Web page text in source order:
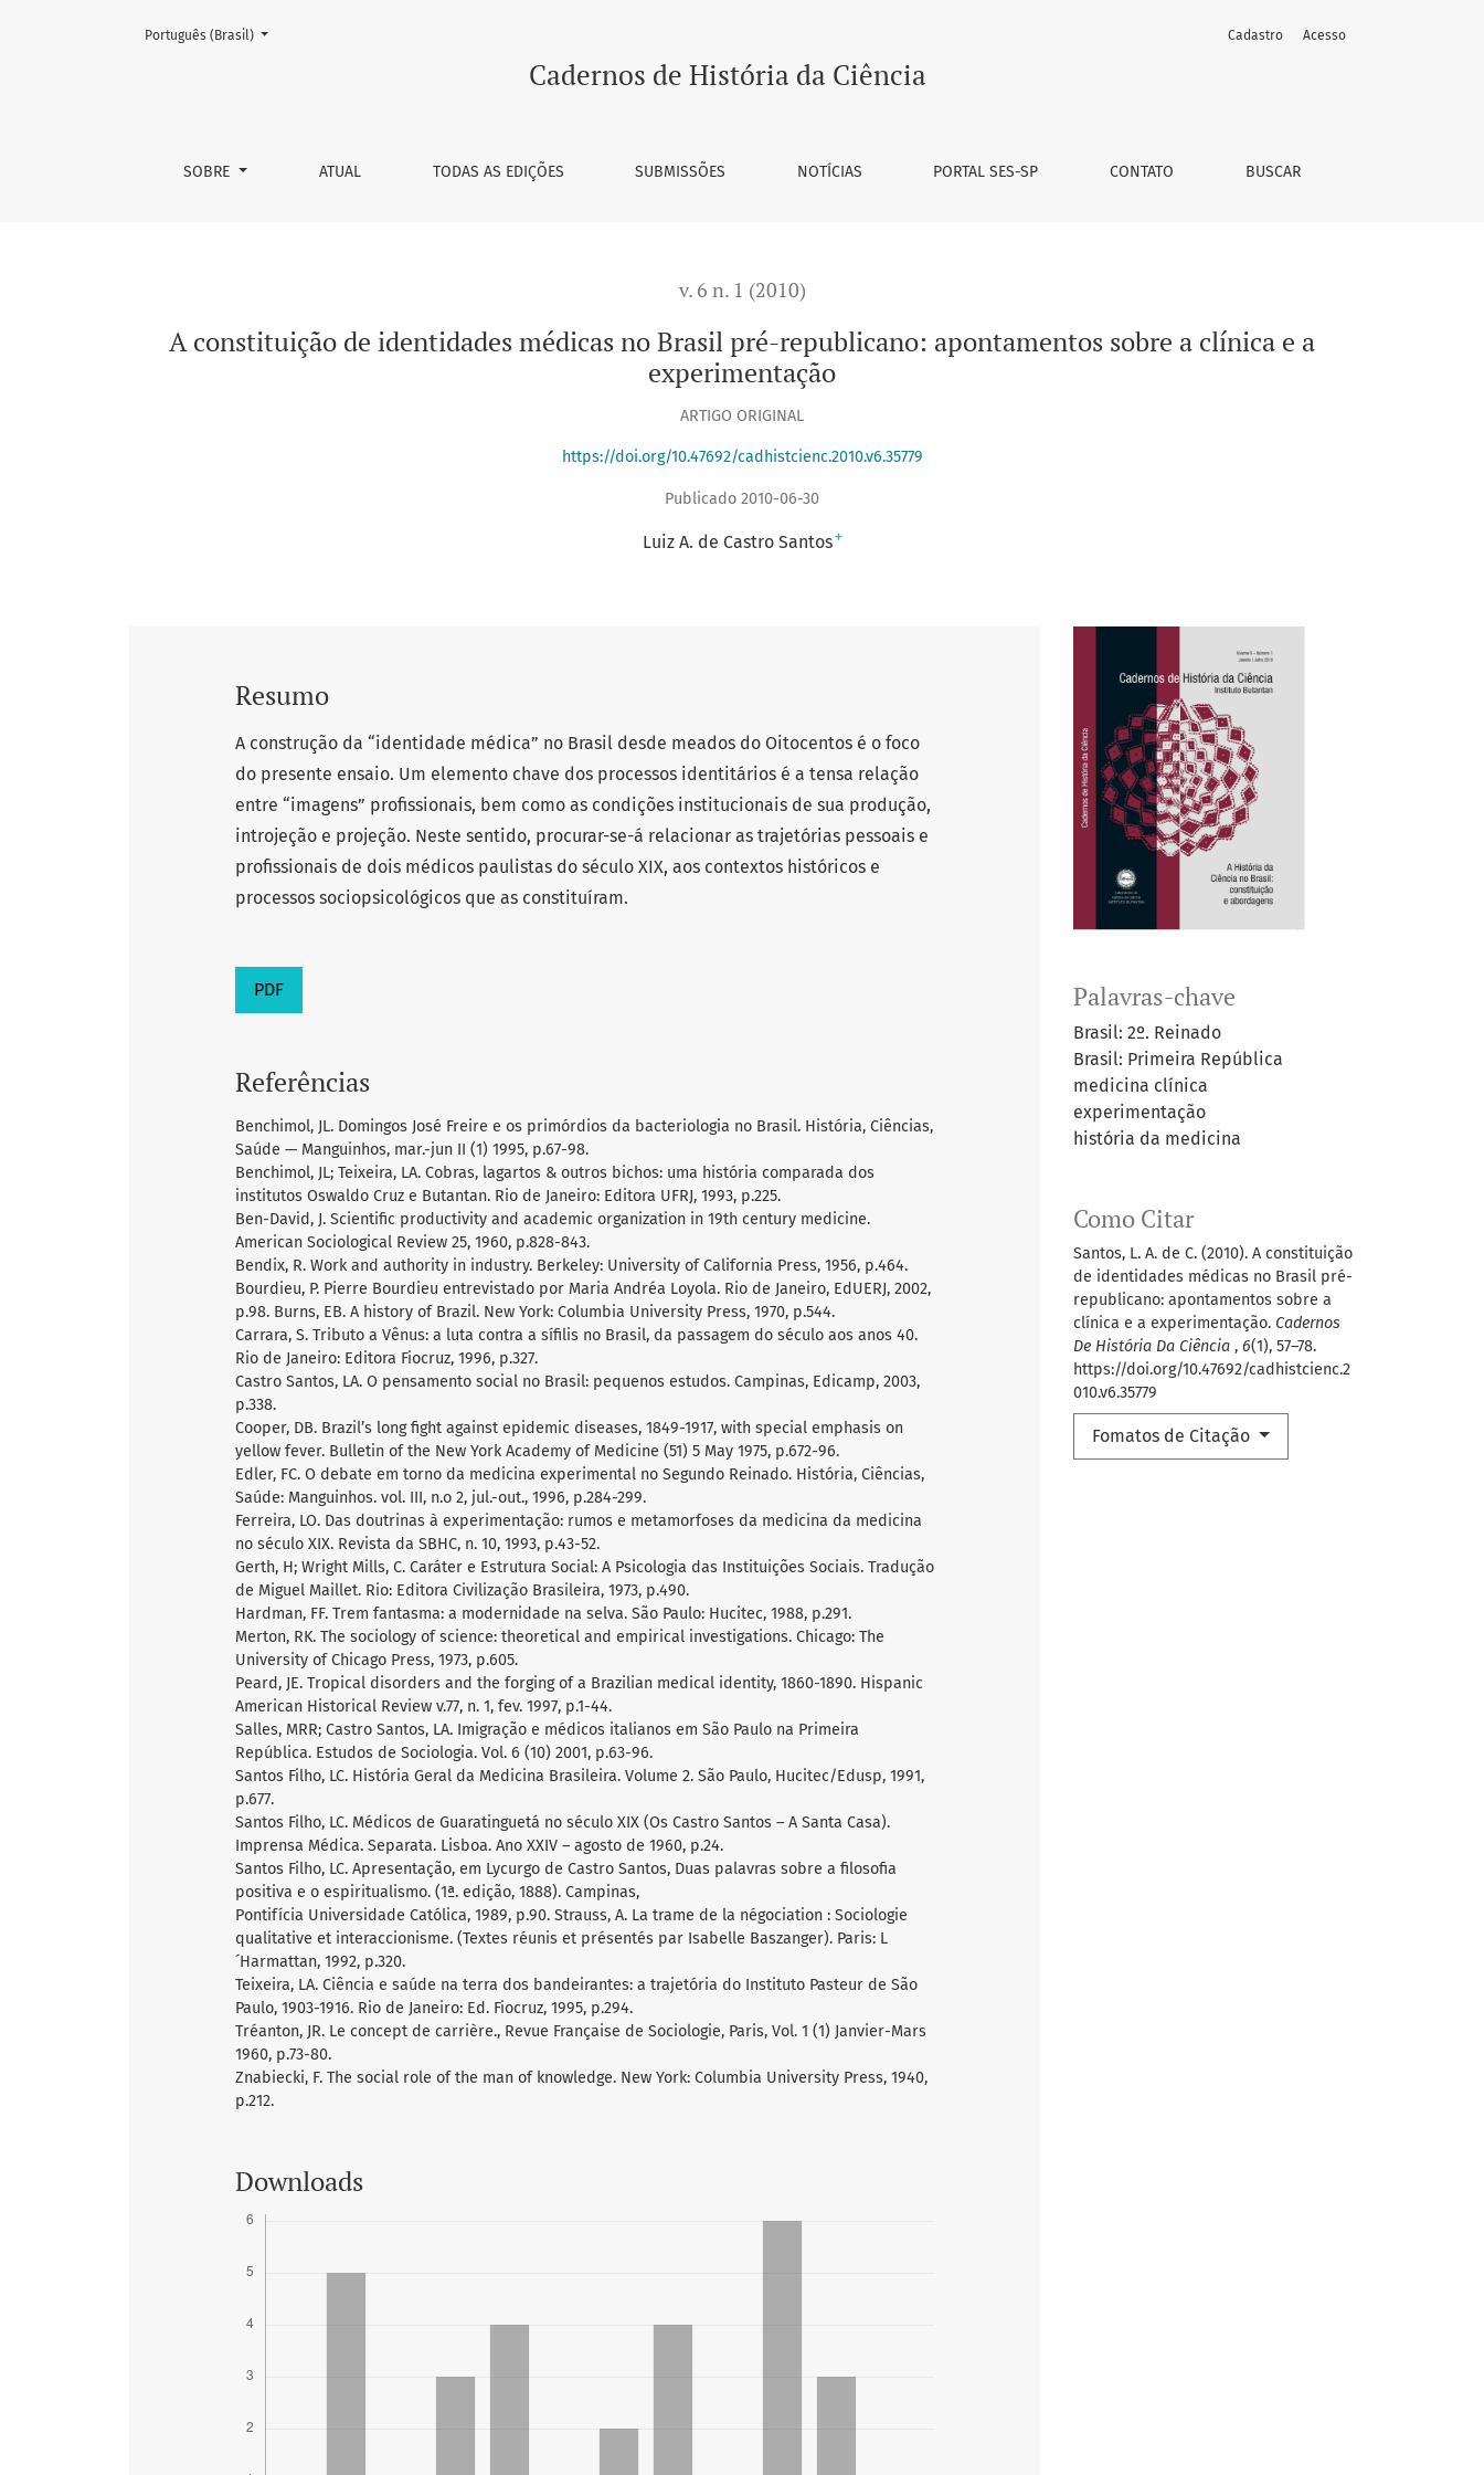
A constituição de identidades médicas no Brasil pré-republicano: apontamentos sobre a clínica e a experimentação
Cadernos de História da Ciência
SOBRE ATUAL TODAS AS EDIÇÕES SUBMISSÕES NOTÍCIAS PORTAL SES-SP CONTATO BUSCAR
Cadastro Acesso
Mudar o idioma. O atual é:
Português (Brasil)
v. 6 n. 1 (2010)
A constituição de identidades médicas no Brasil pré-republicano: apontamentos sobre a clínica e a
experimentação
ARTIGO ORIGINAL
https://doi.org/10.47692/cadhistcienc.2010.v6.35779
Publicado 2010-06-30
Luiz A. de Castro Santos+
Palavras-chave
Brasil: 2º. Reinado
Brasil: Primeira República
medicina clínica
experimentação
história da medicina
Como Citar
Santos, L. A. de C. (2010). A constituição
de identidades médicas no Brasil pré-
republicano: apontamentos sobre a
clínica e a experimentação. Cadernos
De História Da Ciência , 6(1), 57–78.
https://doi.org/10.47692/cadhistcienc.2
010.v6.35779
Fomatos de Citação
Resumo
A construção da “identidade médica” no Brasil desde meados do Oitocentos é o foco
do presente ensaio. Um elemento chave dos processos identitários é a tensa relação
entre “imagens” profissionais, bem como as condições institucionais de sua produção,
introjeção e projeção. Neste sentido, procurar-se-á relacionar as trajetórias pessoais e
profissionais de dois médicos paulistas do século XIX, aos contextos históricos e
processos sociopsicológicos que as constituíram.
PDF
Referências
Benchimol, JL. Domingos José Freire e os primórdios da bacteriologia no Brasil. História, Ciências,
Saúde — Manguinhos, mar.-jun II (1) 1995, p.67-98.
Benchimol, JL; Teixeira, LA. Cobras, lagartos & outros bichos: uma história comparada dos
institutos Oswaldo Cruz e Butantan. Rio de Janeiro: Editora UFRJ, 1993, p.225.
Ben-David, J. Scientific productivity and academic organization in 19th century medicine.
American Sociological Review 25, 1960, p.828-843.
Bendix, R. Work and authority in industry. Berkeley: University of California Press, 1956, p.464.
Bourdieu, P. Pierre Bourdieu entrevistado por Maria Andréa Loyola. Rio de Janeiro, EdUERJ, 2002,
p.98. Burns, EB. A history of Brazil. New York: Columbia University Press, 1970, p.544.
Carrara, S. Tributo a Vênus: a luta contra a sífilis no Brasil, da passagem do século aos anos 40.
Rio de Janeiro: Editora Fiocruz, 1996, p.327.
Castro Santos, LA. O pensamento social no Brasil: pequenos estudos. Campinas, Edicamp, 2003,
p.338.
Cooper, DB. Brazil’s long fight against epidemic diseases, 1849-1917, with special emphasis on
yellow fever. Bulletin of the New York Academy of Medicine (51) 5 May 1975, p.672-96.
Edler, FC. O debate em torno da medicina experimental no Segundo Reinado. História, Ciências,
Saúde: Manguinhos. vol. III, n.o 2, jul.-out., 1996, p.284-299.
Ferreira, LO. Das doutrinas à experimentação: rumos e metamorfoses da medicina da medicina
no século XIX. Revista da SBHC, n. 10, 1993, p.43-52.
Gerth, H; Wright Mills, C. Caráter e Estrutura Social: A Psicologia das Instituições Sociais. Tradução
de Miguel Maillet. Rio: Editora Civilização Brasileira, 1973, p.490.
Hardman, FF. Trem fantasma: a modernidade na selva. São Paulo: Hucitec, 1988, p.291.
Merton, RK. The sociology of science: theoretical and empirical investigations. Chicago: The
University of Chicago Press, 1973, p.605.
Peard, JE. Tropical disorders and the forging of a Brazilian medical identity, 1860-1890. Hispanic
American Historical Review v.77, n. 1, fev. 1997, p.1-44.
Salles, MRR; Castro Santos, LA. Imigração e médicos italianos em São Paulo na Primeira
República. Estudos de Sociologia. Vol. 6 (10) 2001, p.63-96.
Santos Filho, LC. História Geral da Medicina Brasileira. Volume 2. São Paulo, Hucitec/Edusp, 1991,
p.677.
Santos Filho, LC. Médicos de Guaratinguetá no século XIX (Os Castro Santos – A Santa Casa).
Imprensa Médica. Separata. Lisboa. Ano XXIV – agosto de 1960, p.24.
Santos Filho, LC. Apresentação, em Lycurgo de Castro Santos, Duas palavras sobre a filosofia
positiva e o espiritualismo. (1ª. edição, 1888). Campinas,
Pontifícia Universidade Católica, 1989, p.90. Strauss, A. La trame de la négociation : Sociologie
qualitative et interaccionisme. (Textes réunis et présentés par Isabelle Baszanger). Paris: L
´Harmattan, 1992, p.320.
Teixeira, LA. Ciência e saúde na terra dos bandeirantes: a trajetória do Instituto Pasteur de São
Paulo, 1903-1916. Rio de Janeiro: Ed. Fiocruz, 1995, p.294.
Tréanton, JR. Le concept de carrière., Revue Française de Sociologie, Paris, Vol. 1 (1) Janvier-Mars
1960, p.73-80.
Znabiecki, F. The social role of the man of knowledge. New York: Columbia University Press, 1940,
p.212.
Downloads